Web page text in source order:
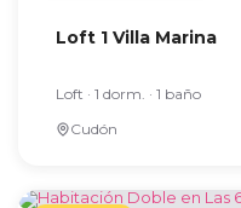
Loft 1 Villa Marina
Loft · 1 dorm. · 1 baño
Cudón